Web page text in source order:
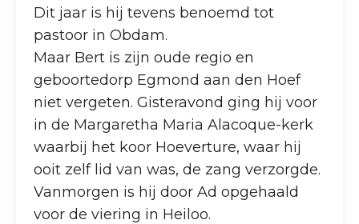
Dit jaar is hij tevens benoemd tot
pastoor in Obdam.
Maar Bert is zijn oude regio en
geboortedorp Egmond aan den Hoef
niet vergeten. Gisteravond ging hij voor
in de Margaretha Maria Alacoque-kerk
waarbij het koor Hoeverture, waar hij
ooit zelf lid van was, de zang verzorgde.
Vanmorgen is hij door Ad opgehaald
voor de viering in Heiloo.